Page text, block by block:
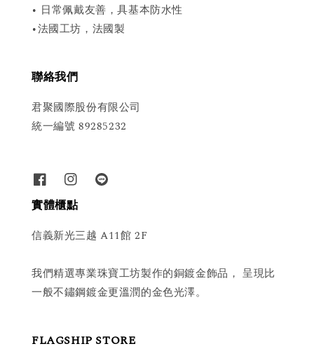
• 日常佩戴友善，具基本防水性
•法國工坊，法國製
聯絡我們
君聚國際股份有限公司
統一編號 89285232
實體櫃點
信義新光三越 A11館 2F
我們精選專業珠寶工坊製作的銅鍍金飾品， 呈現比
一般不鏽鋼鍍金更溫潤的金色光澤。
FLAGSHIP STORE